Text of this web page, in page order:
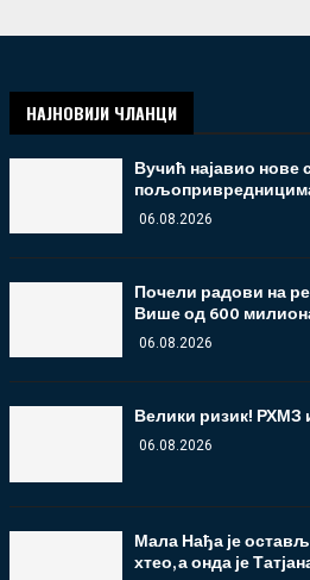
НАЈНОВИЈИ ЧЛАНЦИ
Вучић најавио нове
06.08.2026
Почели радови на
Више од 600
06.08.2026
Велики ризик! РХМЗ
06.08.2026
Мала Нађа је
хтео, а онда је